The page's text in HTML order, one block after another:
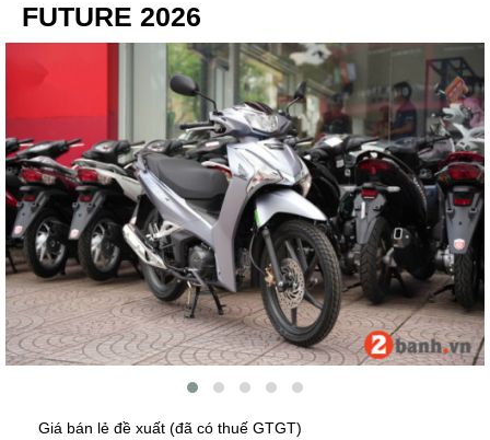
FUTURE 2026
Giá bán lẻ đề xuất (đã có thuế GTGT)